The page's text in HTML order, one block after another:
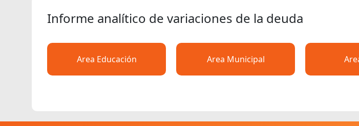
Informe analítico de variaciones de la deuda
Area Educación Area Municipal